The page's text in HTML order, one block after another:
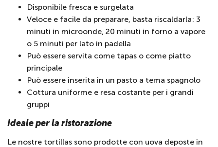
Disponibile fresca e surgelata
Veloce e facile da preparare, basta riscaldarla: 3
minuti in microonde, 20 minuti in forno a vapore
o 5 minuti per lato in padella
Può essere servita come tapas o come piatto
principale
Può essere inserita in un pasto a tema spagnolo
Cottura uniforme e resa costante per i grandi
gruppi
Ideale per la ristorazione
Le nostre tortillas sono prodotte con uova deposte in